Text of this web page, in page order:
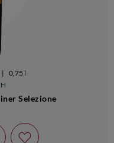
| 0,75 l
Selezione